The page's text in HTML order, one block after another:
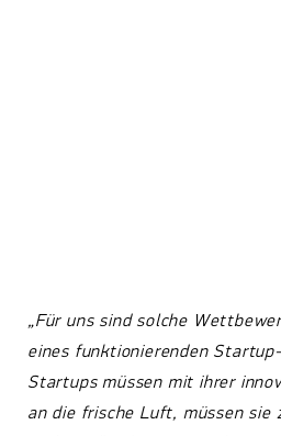
„Für uns sind solche
eines funktionierenden
Startups müssen mit ihrer
an die frische Luft, müssen sie